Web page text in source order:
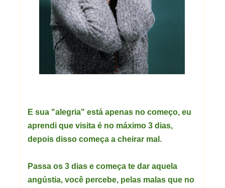
E sua "alegria" está apenas no começo, eu
aprendi que visita é no máximo 3 dias,
depois disso começa a cheirar mal.
Passa os 3 dias e começa te dar aquela
angústia, você percebe, pelas malas que no